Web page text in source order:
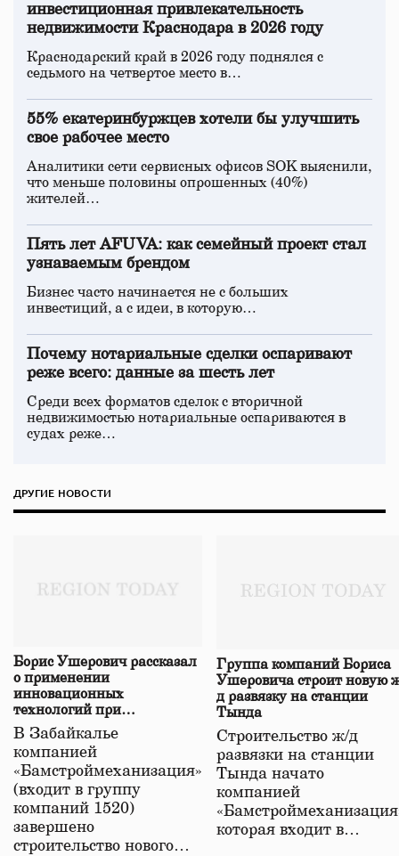
инвестиционная привлекательность
недвижимости Краснодара в 2026 году
Краснодарский край в 2026 году поднялся с
седьмого на четвертое место в…
55% екатеринбуржцев хотели бы улучшить
свое рабочее место
Аналитики сети сервисных офисов SOK выяснили,
что меньше половины опрошенных (40%)
жителей…
Пять лет AFUVA: как семейный проект стал
узнаваемым брендом
Бизнес часто начинается не с больших
инвестиций, а с идеи, в которую…
Почему нотариальные сделки оспаривают
реже всего: данные за шесть лет
Среди всех форматов сделок с вторичной
недвижимостью нотариальные оспариваются в
судах реже…
ДРУГИЕ НОВОСТИ
Борис Ушерович рассказал
о применении
инновационных
технологий при
строительстве нового моста
в Забайкалье
В Забайкалье
компанией
«Бамстроймеханизация»
(входит в группу
компаний 1520)
завершено
строительство нового…
Группа компаний Бориса
Ушеровича строит новую
д развязку на станции
Тында
Строительство ж/д
развязки на станции
Тында начато
компанией
которая входит в…